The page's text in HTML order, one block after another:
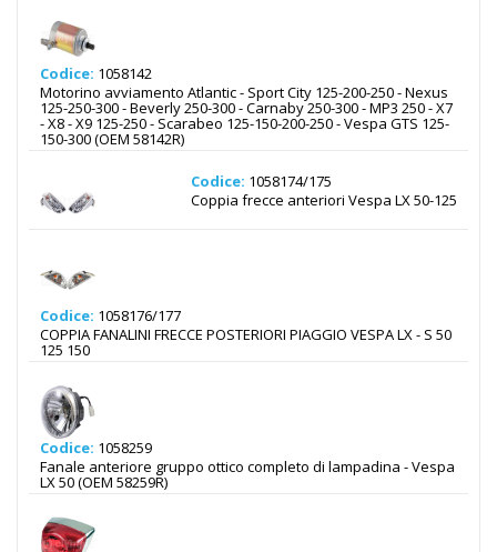
Codice: 1058142
Motorino avviamento Atlantic - Sport City 125-200-250 - Nexus
125-250-300 - Beverly 250-300 - Carnaby 250-300 - MP3 250 - X7
- X8 - X9 125-250 - Scarabeo 125-150-200-250 - Vespa GTS 125-
150-300 (OEM 58142R)
Codice: 1058174/175
Coppia frecce anteriori Vespa LX 50-125
Codice: 1058176/177
COPPIA FANALINI FRECCE POSTERIORI PIAGGIO VESPA LX - S 50
125 150
Codice: 1058259
Fanale anteriore gruppo ottico completo di lampadina - Vespa
LX 50 (OEM 58259R)